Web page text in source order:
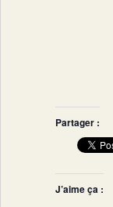
Partager :
J’aime ça :